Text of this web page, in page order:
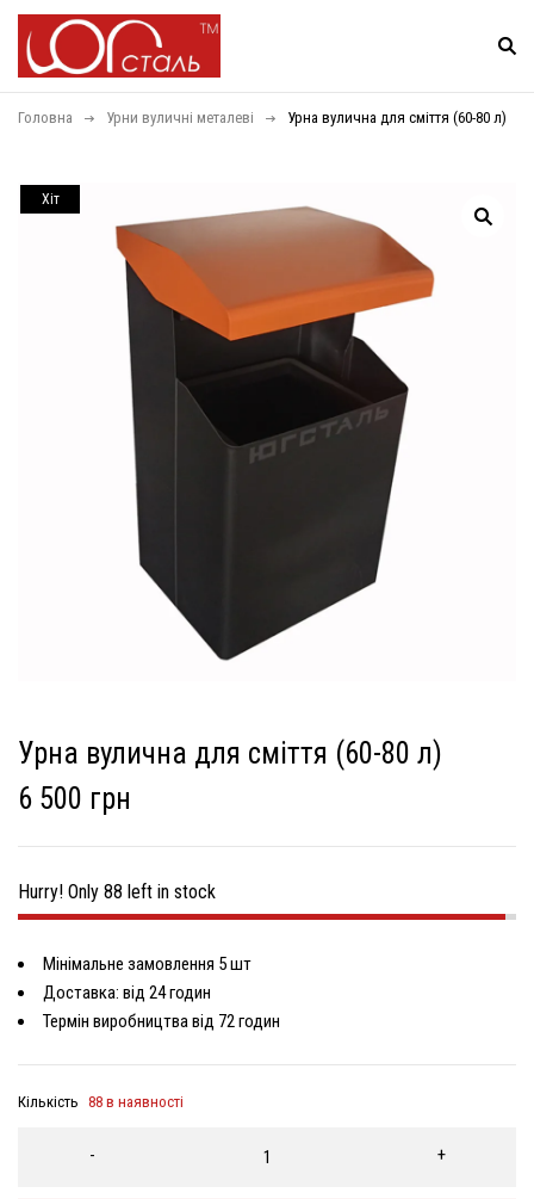
Головна Урни вуличні металеві Урна вулична для сміття (60-80 л)
Хiт
Урна вулична для сміття (60-80 л)
6 500 грн
Hurry! Only 88 left in stock
Мінімальне замовлення 5 шт
Доставка: від 24 годин
Термін виробництва від 72 годин
Кількість 88 в наявності